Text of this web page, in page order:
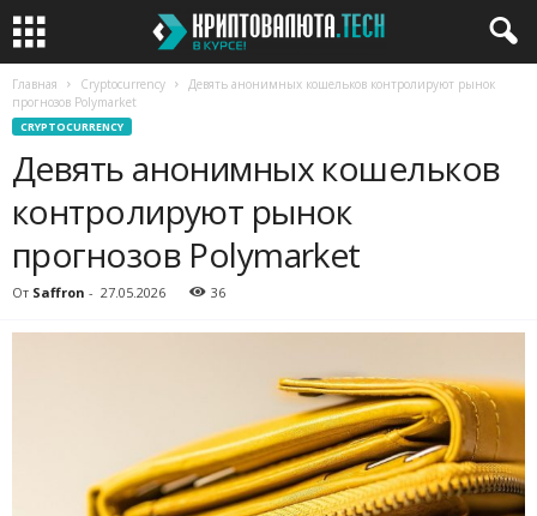
Главная Cryptocurrency
Девять анонимных кошельков контролируют рынок
прогнозов Polymarket
CRYPTOCURRENCY
Девять анонимных кошельков
контролируют рынок
прогнозов Polymarket
От Saffron - 27.05.2026 36